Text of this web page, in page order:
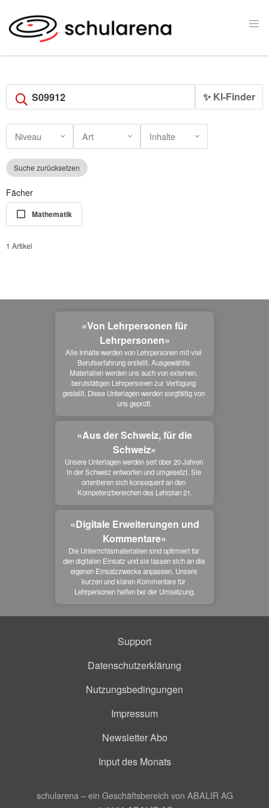
✨ KI-Finder
Niveau Art Inhalte
Suche zurücksetzen
Fächer
Mathematik
1 Artikel
«Von Lehrpersonen für
Lehrpersonen»
Alle Inhalte werden von Lehrpersonen mit viel
Berufserfahrung erstellt. Ausgewählte
Materialien werden uns auch von externen,
berufstätigen Lehrpersonen zur Verfügung
gestellt. Diese Unterlagen werden sorgfältig von
uns geprüft.
«Aus der Schweiz, für die
Schweiz»
Unsere Unterlagen werden seit über 20 Jahren
in der Schweiz entworfen und umgesetzt. Sie
orientieren sich konsequent an den
Kompetenzbereichen des Lehrplan 21.
«Digitale Erweiterungen und
Kommentare»
Die Unterrichtsmaterialien sind optimiert für
den digitalen Einsatz und sie lassen sich an die
eigenen Einsatzzwecke anpassen. Unsere
kurzen und klaren Kommentare für
Lehrpersonen helfen bei der Umsetzung.
Support
Datenschutzerklärung
Nutzungsbedingungen
Impressum
Newsletter Abo
Input des Monats
schularena – ein Geschäftsbereich von ABALIR AG